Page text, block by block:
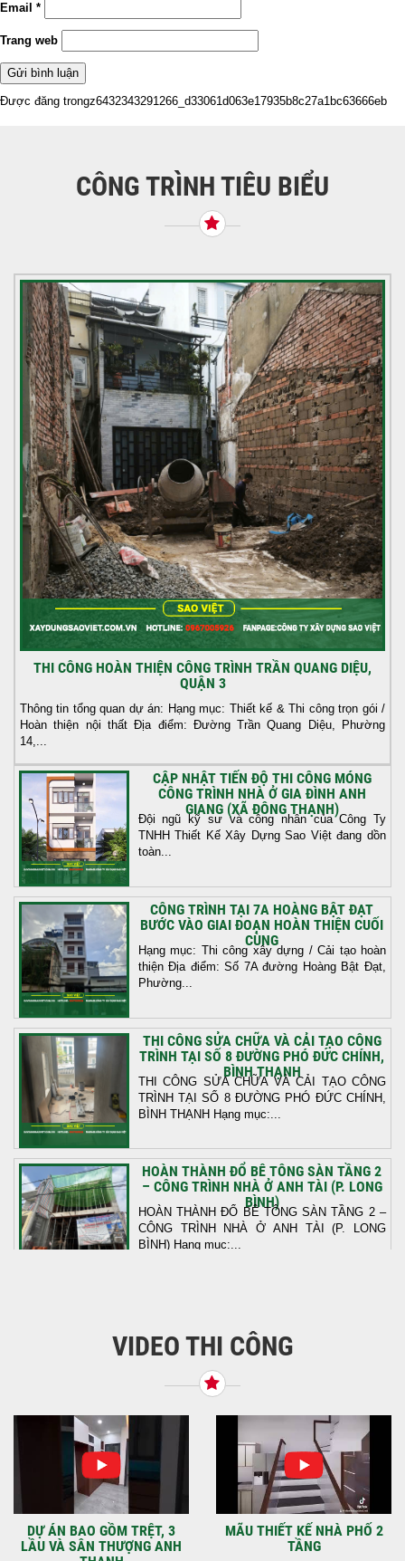
Email *
Trang web
Điều
Được đăng trongz6432343291266_d33061d063e17935b8c27a1bc63666eb
CÔNG TRÌNH TIÊU BIỂU
THI CÔNG HOÀN THIỆN CÔNG TRÌNH TRẦN QUANG DIỆU,
QUẬN 3
Thông tin tổng quan dự án: Hạng mục: Thiết kế & Thi công trọn gói /
Hoàn thiện nội thất Địa điểm: Đường Trần Quang Diệu, Phường
14,...
CẬP NHẬT TIẾN ĐỘ THI CÔNG MÓNG
CÔNG TRÌNH NHÀ Ở GIA ĐÌNH ANH
GIANG (XÃ ĐÔNG THẠNH)
Đội ngũ kỹ sư và công nhân của Công Ty
TNHH Thiết Kế Xây Dựng Sao Việt đang dồn
toàn...
CÔNG TRÌNH TẠI 7A HOÀNG BẬT ĐẠT
BƯỚC VÀO GIAI ĐOẠN HOÀN THIỆN CUỐI
CÙNG
Hạng mục: Thi công xây dựng / Cải tạo hoàn
thiện Địa điểm: Số 7A đường Hoàng Bật Đạt,
Phường...
THI CÔNG SỬA CHỮA VÀ CẢI TẠO CÔNG
TRÌNH TẠI SỐ 8 ĐƯỜNG PHÓ ĐỨC CHÍNH,
BÌNH THẠNH
THI CÔNG SỬA CHỮA VÀ CẢI TẠO CÔNG
TRÌNH TẠI SỐ 8 ĐƯỜNG PHÓ ĐỨC CHÍNH,
BÌNH THẠNH Hạng mục:...
HOÀN THÀNH ĐỔ BÊ TÔNG SÀN TẦNG 2
– CÔNG TRÌNH NHÀ Ở ANH TÀI (P. LONG
BÌNH)
HOÀN THÀNH ĐỔ BÊ TÔNG SÀN TẦNG 2 –
CÔNG TRÌNH NHÀ Ở ANH TÀI (P. LONG
BÌNH) Hạng mục:...
Tiếp nối sự tin tưởng từ quý khách hàng, vừa
qua Công Ty TNHH Thiết Kế Xây Dựng Sao
NHẬN CHÌA KHÓA – TRAO TỔ ẤM MỚI
TẠI PHƯỜNG AN LẠC
Địa điểm: Đường Lâm Hoành, phường An
LạcGia chủ: Anh Kỳ Xây Dựng Sao Việt chính
VIDEO THI CÔNG
DỰ ÁN BAO GỒM TRỆT, 3
LẦU VÀ SÂN THƯỢNG ANH
MÃU THIẾT KẾ NHÀ PHỐ 2
TẦNG